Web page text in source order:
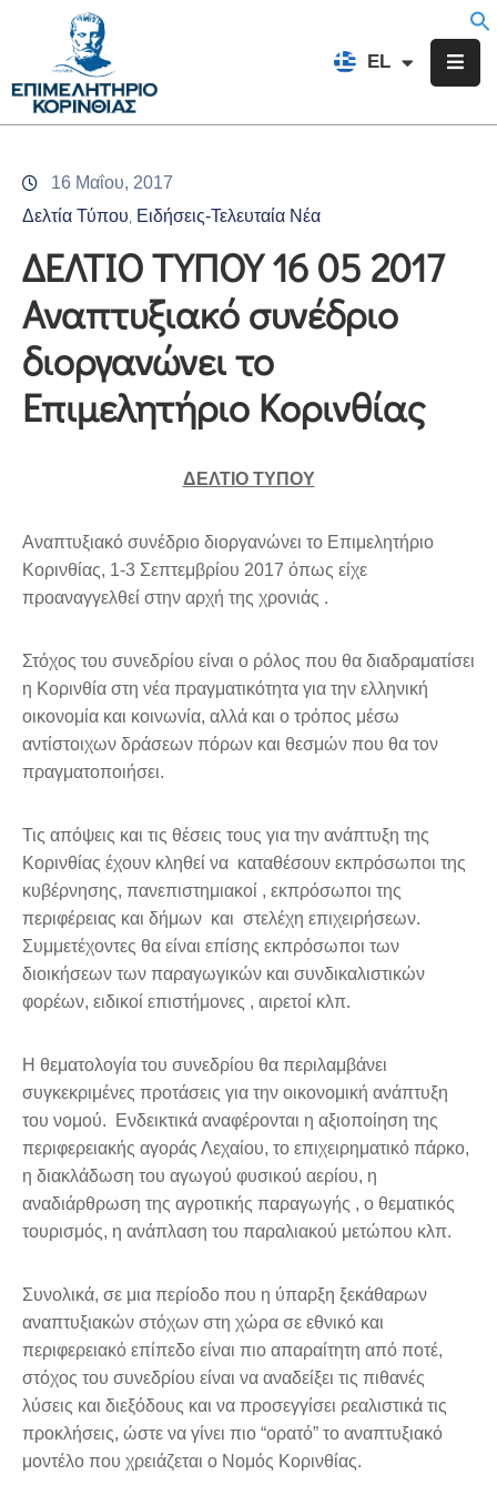
EL
FR
Επιμελητήριο
Υπηρεσίες
Προγράμματα
&
Δράσεις
Εκδηλώσεις
Επικοινωνία
16 Μαΐου, 2017
Δελτία Τύπου Ειδήσεις-Τελευταία Νέα
ΔΕΛΤΙΟ ΤΥΠΟΥ 16 05 2017
Αναπτυξιακό συνέδριο
διοργανώνει το
Επιμελητήριο Κορινθίας
ΔΕΛΤΙΟ ΤΥΠΟΥ
Αναπτυξιακό συνέδριο διοργανώνει το Επιμελητήριο
Κορινθίας, 1-3 Σεπτεμβρίου 2017 όπως είχε
προαναγγελθεί στην αρχή της χρονιάς .
Στόχος του συνεδρίου είναι ο ρόλος που θα διαδραματίσει
η Κορινθία στη νέα πραγματικότητα για την ελληνική
οικονομία και κοινωνία, αλλά και ο τρόπος μέσω
αντίστοιχων δράσεων πόρων και θεσμών που θα τον
πραγματοποιήσει.
Τις απόψεις και τις θέσεις τους για την ανάπτυξη της
Κορινθίας έχουν κληθεί να καταθέσουν εκπρόσωποι της
κυβέρνησης, πανεπιστημιακοί , εκπρόσωποι της
περιφέρειας και δήμων και στελέχη επιχειρήσεων.
Συμμετέχοντες θα είναι επίσης εκπρόσωποι των
διοικήσεων των παραγωγικών και συνδικαλιστικών
φορέων, ειδικοί επιστήμονες , αιρετοί κλπ.
Η θεματολογία του συνεδρίου θα περιλαμβάνει
συγκεκριμένες προτάσεις για την οικονομική ανάπτυξη
του νομού. Ενδεικτικά αναφέρονται η αξιοποίηση της
περιφερειακής αγοράς Λεχαίου, το επιχειρηματικό πάρκο,
η διακλάδωση του αγωγού φυσικού αερίου, η
αναδιάρθρωση της αγροτικής παραγωγής , ο θεματικός
τουρισμός, η ανάπλαση του παραλιακού μετώπου κλπ.
Συνολικά, σε μια περίοδο που η ύπαρξη ξεκάθαρων
αναπτυξιακών στόχων στη χώρα σε εθνικό και
περιφερειακό επίπεδο είναι πιο απαραίτητη από ποτέ,
στόχος του συνεδρίου είναι να αναδείξει τις πιθανές
λύσεις και διεξόδους και να προσεγγίσει ρεαλιστικά τις
προκλήσεις, ώστε να γίνει πιο “ορατό” το αναπτυξιακό
μοντέλο που χρειάζεται ο Νομός Κορινθίας.